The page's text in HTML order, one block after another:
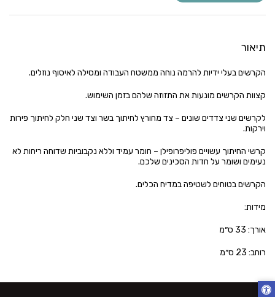
תיאור
הקרשים בעלי ידיות להרמה נוחה ממשטח העבודה ומסילה לאיסוף נוזלים.
קצוות הקרשים מונעות את התזוזה שלהם בזמן השימוש.
לקרשים שני צדדים שונים – צד מחורץ לחיתוך בשר וצד שני חלק לחיתוך פירות
וירקות.
קרשי החיתוך עשויים פוליפרופילן – חומר עמיד וללא נקבוביות שדוחה ריחות לא
נעימים ושומר על חדות הסכינים שלכם.
הקרשים בטוחים לשטיפה במדיח הכלים.
מידות:
אורך: 33 ס״מ
רוחב: 23 ס״מ